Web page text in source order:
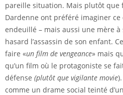
pareille situation. Mais plutôt que
Dardenne ont préféré imaginer
endeuillé – mais aussi une mère
hasard l’assassin de son enfant.
faire «un film de vengeance» mais
qu’un film où le protagoniste se
défense (plutôt que vigilante movie).
comme un drame social teinté